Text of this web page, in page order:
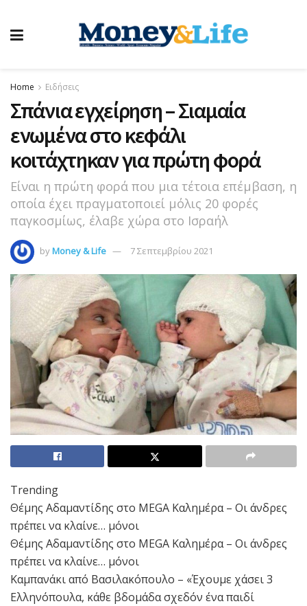
Home Ειδήσεις
Σπάνια εγχείρηση – Σιαμαία
ενωμένα στο κεφάλι
κοιτάχτηκαν για πρώτη φορά
Είναι η πρώτη φορά που μια τέτοια επέμβαση, η
οποία έχει πραγματοποιεί μόλις 20 φορές
παγκοσμίως, έλαβε χώρα στο Ισραήλ
byMoney & Life 7 Σεπτεμβρίου 2021
Trending
Θέμης Αδαμαντίδης στο MEGA Καλημέρα – Οι άνδρες
πρέπει να κλαίνε… μόνοι
Θέμης Αδαμαντίδης στο MEGA Καλημέρα – Οι άνδρες
πρέπει να κλαίνε… μόνοι
Καμπανάκι από Βασιλακόπουλο – «Έχουμε χάσει 3
Ελληνόπουλα, κάθε βδομάδα σχεδόν ένα παιδί